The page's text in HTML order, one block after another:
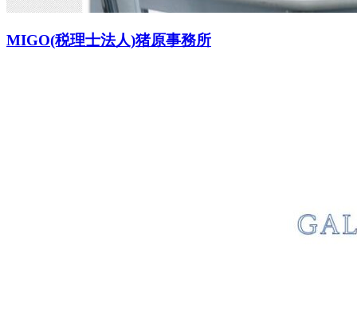
MIGO(税理士法人)猪原事務所